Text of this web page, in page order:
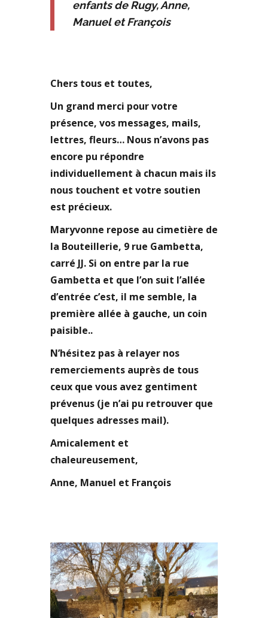
enfants de Rugy, Anne,
Manuel et François
Chers tous et toutes,
Un grand merci pour votre
présence, vos messages, mails,
lettres, fleurs… Nous n’avons pas
encore pu répondre
individuellement à chacun mais ils
nous touchent et votre soutien
est précieux.
Maryvonne repose au cimetière de
la Bouteillerie, 9 rue Gambetta,
carré JJ. Si on entre par la rue
Gambetta et que l’on suit l’allée
d’entrée c’est, il me semble, la
première allée à gauche, un coin
paisible..
N’hésitez pas à relayer nos
remerciements auprès de tous
ceux que vous avez gentiment
prévenus (je n’ai pu retrouver que
quelques adresses mail).
Amicalement et
chaleureusement,
Anne, Manuel et François